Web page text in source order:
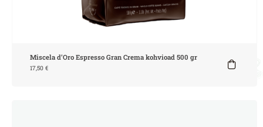
Miscela d’Oro Espresso Gran Crema kohvioad 500 gr
17,50 €